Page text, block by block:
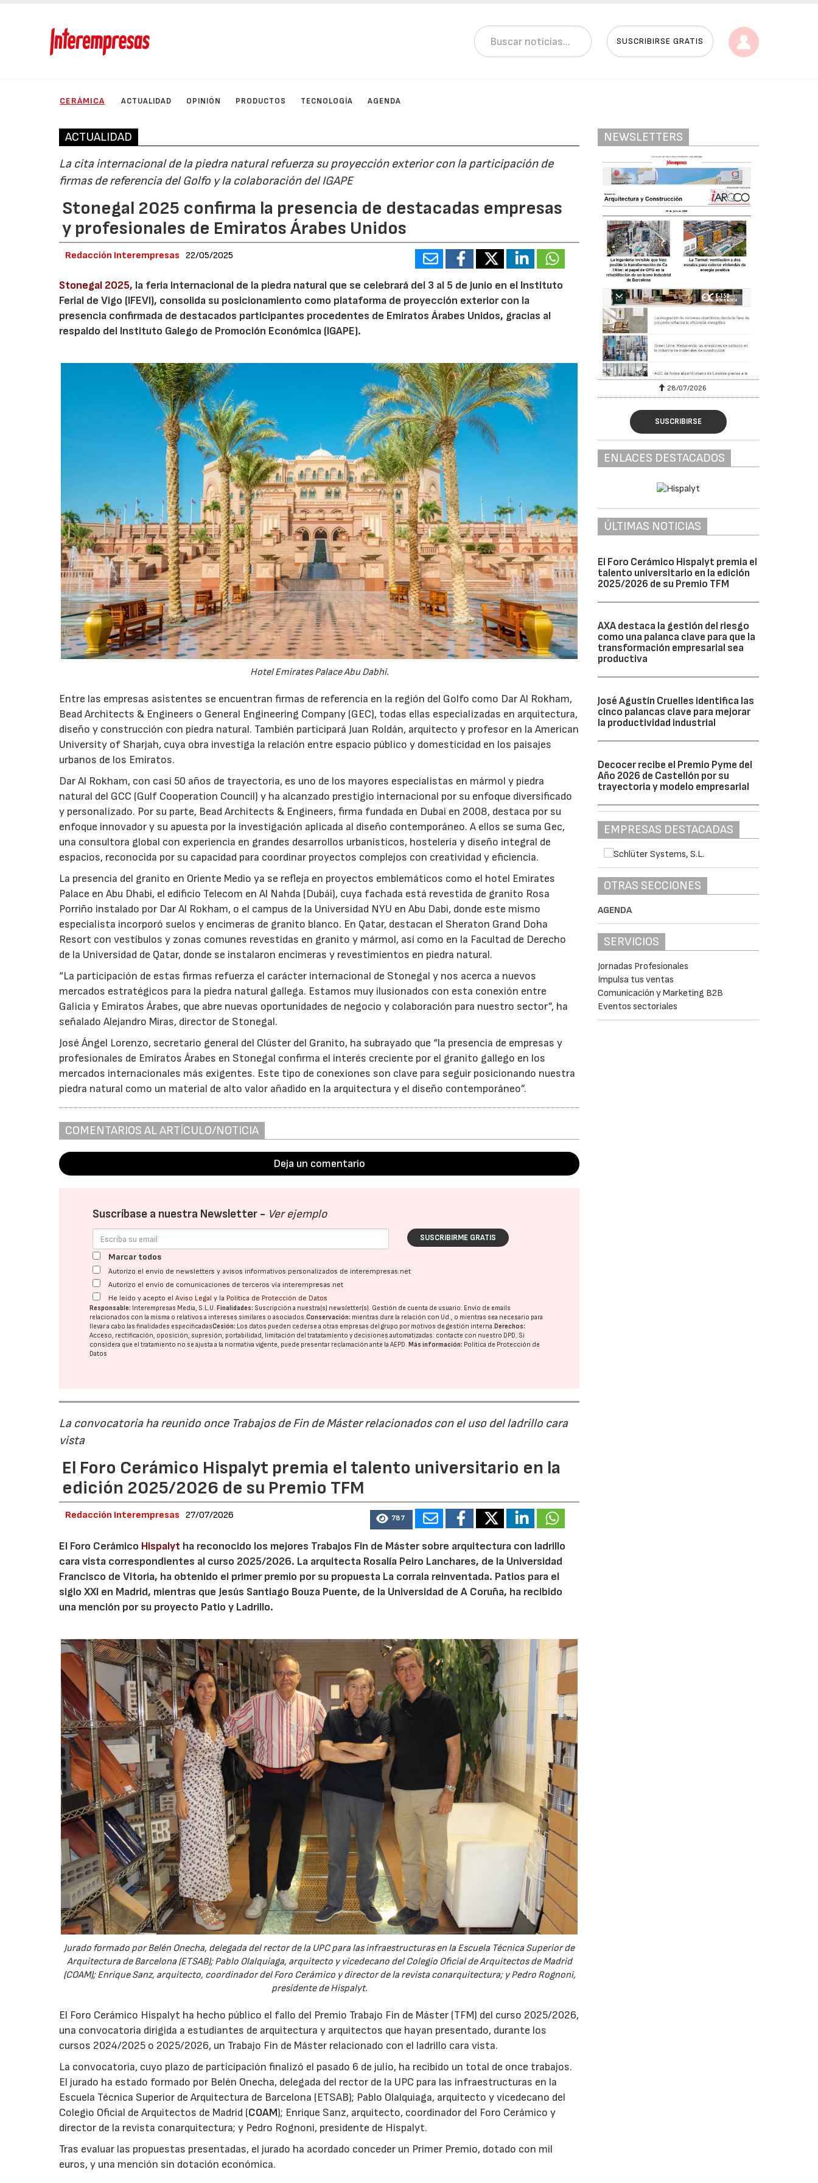
SUSCRIBIRSE GRATIS
CERÁMICA ACTUALIDAD OPINIÓN PRODUCTOS TECNOLOGÍA AGENDA
ACTUALIDAD
La cita internacional de la piedra natural refuerza su proyección exterior con la participación de
firmas de referencia del Golfo y la colaboración del IGAPE
Stonegal 2025 confirma la presencia de destacadas empresas
y profesionales de Emiratos Árabes Unidos
Redacción Interempresas 22/05/2025
Stonegal 2025, la feria internacional de la piedra natural que se celebrará del 3 al 5 de junio en el Instituto
Ferial de Vigo (IFEVI), consolida su posicionamiento como plataforma de proyección exterior con la
presencia confirmada de destacados participantes procedentes de Emiratos Árabes Unidos, gracias al
respaldo del Instituto Galego de Promoción Económica (IGAPE).
Hotel Emirates Palace Abu Dabhi.
Entre las empresas asistentes se encuentran firmas de referencia en la región del Golfo como Dar Al Rokham,
Bead Architects & Engineers o General Engineering Company (GEC), todas ellas especializadas en arquitectura,
diseño y construcción con piedra natural. También participará Juan Roldán, arquitecto y profesor en la American
University of Sharjah, cuya obra investiga la relación entre espacio público y domesticidad en los paisajes
urbanos de los Emiratos.
Dar Al Rokham, con casi 50 años de trayectoria, es uno de los mayores especialistas en mármol y piedra
natural del GCC (Gulf Cooperation Council) y ha alcanzado prestigio internacional por su enfoque diversificado
y personalizado. Por su parte, Bead Architects & Engineers, firma fundada en Dubai en 2008, destaca por su
enfoque innovador y su apuesta por la investigación aplicada al diseño contemporáneo. A ellos se suma Gec,
una consultora global con experiencia en grandes desarrollos urbanísticos, hostelería y diseño integral de
espacios, reconocida por su capacidad para coordinar proyectos complejos con creatividad y eficiencia.
La presencia del granito en Oriente Medio ya se refleja en proyectos emblemáticos como el hotel Emirates
Palace en Abu Dhabi, el edificio Telecom en Al Nahda (Dubái), cuya fachada está revestida de granito Rosa
Porriño instalado por Dar Al Rokham, o el campus de la Universidad NYU en Abu Dabi, donde este mismo
especialista incorporó suelos y encimeras de granito blanco. En Qatar, destacan el Sheraton Grand Doha
Resort con vestíbulos y zonas comunes revestidas en granito y mármol, así como en la Facultad de Derecho
de la Universidad de Qatar, donde se instalaron encimeras y revestimientos en piedra natural.
“La participación de estas firmas refuerza el carácter internacional de Stonegal y nos acerca a nuevos
mercados estratégicos para la piedra natural gallega. Estamos muy ilusionados con esta conexión entre
Galicia y Emiratos Árabes, que abre nuevas oportunidades de negocio y colaboración para nuestro sector”, ha
señalado Alejandro Miras, director de Stonegal.
José Ángel Lorenzo, secretario general del Clúster del Granito, ha subrayado que “la presencia de empresas y
profesionales de Emiratos Árabes en Stonegal confirma el interés creciente por el granito gallego en los
mercados internacionales más exigentes. Este tipo de conexiones son clave para seguir posicionando nuestra
piedra natural como un material de alto valor añadido en la arquitectura y el diseño contemporáneo”.
COMENTARIOS AL ARTÍCULO/NOTICIA
Deja un comentario
Suscríbase a nuestra Newsletter - Ver ejemplo
SUSCRIBIRME GRATIS
Marcar todos
Autorizo el envío de newsletters y avisos informativos personalizados de interempresas.net
Autorizo el envío de comunicaciones de terceros vía interempresas.net
He leído y acepto elAviso Legal y la Política de Protección de Datos
Responsable: Interempresas Media, S.L.U. Finalidades: Suscripción a nuestra(s) newsletter(s). Gestión de cuenta de usuario. Envío de emails
relacionados con la misma o relativos a intereses similares o asociados.Conservación: mientras dure la relación con Ud., o mientras sea necesario para
llevar a cabo las finalidades especificadasCesión: Los datos pueden cederse a otras empresas del grupo por motivos de gestión interna. Derechos:
Acceso, rectificación, oposición, supresión, portabilidad, limitación del tratatamiento y decisiones automatizadas: contacte con nuestro DPD. Si
considera que el tratamiento no se ajusta a la normativa vigente, puede presentar reclamación ante laAEPD. Más información: Política de Protección de
Datos
La convocatoria ha reunido once Trabajos de Fin de Máster relacionados con el uso del ladrillo cara
vista
El Foro Cerámico Hispalyt premia el talento universitario en la
edición 2025/2026 de su Premio TFM
Redacción Interempresas 27/07/2026 787
El Foro Cerámico Hispalyt ha reconocido los mejores Trabajos Fin de Máster sobre arquitectura con ladrillo
cara vista correspondientes al curso 2025/2026. La arquitecta Rosalía Peiro Lanchares, de la Universidad
Francisco de Vitoria, ha obtenido el primer premio por su propuesta La corrala reinventada. Patios para el
siglo XXI en Madrid, mientras que Jesús Santiago Bouza Puente, de la Universidad de A Coruña, ha recibido
una mención por su proyecto Patio y Ladrillo.
Jurado formado por Belén Onecha, delegada del rector de la UPC para las infraestructuras en la Escuela Técnica Superior de
Arquitectura de Barcelona (ETSAB); Pablo Olalquiaga, arquitecto y vicedecano del Colegio Oficial de Arquitectos de Madrid
(COAM); Enrique Sanz, arquitecto, coordinador del Foro Cerámico y director de la revista conarquitectura; y Pedro Rognoni,
presidente de Hispalyt.
El Foro Cerámico Hispalyt ha hecho público el fallo del Premio Trabajo Fin de Máster (TFM) del curso 2025/2026,
una convocatoria dirigida a estudiantes de arquitectura y arquitectos que hayan presentado, durante los
cursos 2024/2025 o 2025/2026, un Trabajo Fin de Máster relacionado con el ladrillo cara vista.
La convocatoria, cuyo plazo de participación finalizó el pasado 6 de julio, ha recibido un total de once trabajos.
El jurado ha estado formado por Belén Onecha, delegada del rector de la UPC para las infraestructuras en la
Escuela Técnica Superior de Arquitectura de Barcelona (ETSAB); Pablo Olalquiaga, arquitecto y vicedecano del
Colegio Oficial de Arquitectos de Madrid (COAM); Enrique Sanz, arquitecto, coordinador del Foro Cerámico y
director de la revista conarquitectura; y Pedro Rognoni, presidente de Hispalyt.
Tras evaluar las propuestas presentadas, el jurado ha acordado conceder un Primer Premio, dotado con mil
euros, y una mención sin dotación económica.
NEWSLETTERS
28/07/2026 30/07/2026 28/07/2026
SUSCRIBIRSE
ENLACES DESTACADOS
ÚLTIMAS NOTICIAS
El Foro Cerámico Hispalyt premia el
talento universitario en la edición
2025/2026 de su Premio TFM
AXA destaca la gestión del riesgo
como una palanca clave para que la
transformación empresarial sea
productiva
José Agustín Cruelles identifica las
cinco palancas clave para mejorar
la productividad industrial
Decocer recibe el Premio Pyme del
Año 2026 de Castellón por su
trayectoria y modelo empresarial
EMPRESAS DESTACADAS
OTRAS SECCIONES
AGENDA
SERVICIOS
Jornadas Profesionales
Impulsa tus ventas
Comunicación y Marketing B2B
Eventos sectoriales